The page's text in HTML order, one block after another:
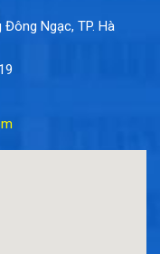
Ngạc, TP. Hà